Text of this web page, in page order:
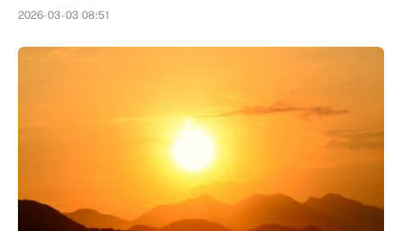
2026-03-03 08:51